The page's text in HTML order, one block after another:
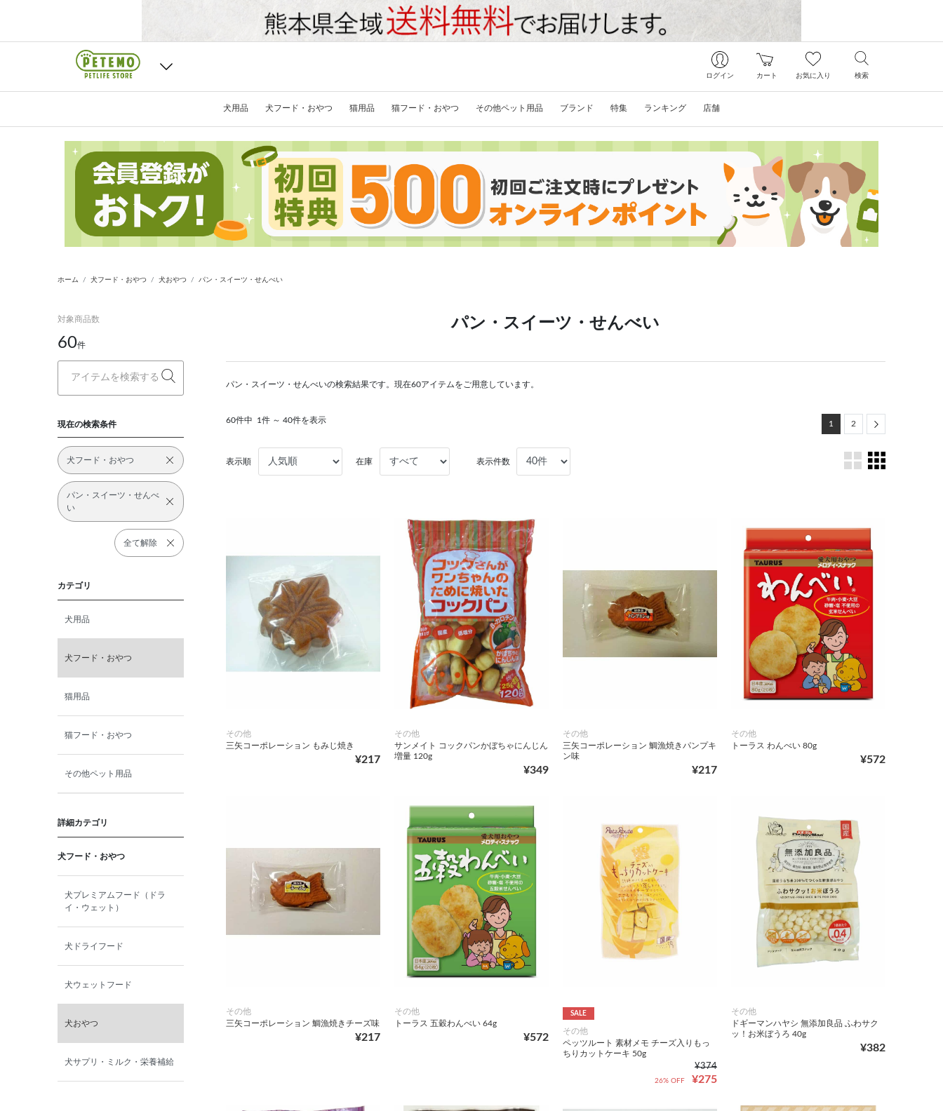
ログイン カート お気に入り 検索
犬用品 犬フード・おやつ 猫用品 猫フード・おやつ その他ペット用品 ブランド 特集 ランキング 店舗
ホーム 犬フード・おやつ 犬おやつ パン・スイーツ・せんべい
対象商品数
60件
現在の検索条件
犬フード・おやつ
パン・スイーツ・せんべ
い
全て解除
カテゴリ
犬用品
犬フード・おやつ
猫用品
猫フード・おやつ
その他ペット用品
詳細カテゴリ
犬フード・おやつ
犬プレミアムフード（ドラ
イ・ウェット）
犬ドライフード
犬ウェットフード
犬おやつ
犬サプリ・ミルク・栄養補給
パン・スイーツ・せんべい
パン・スイーツ・せんべいの検索結果です。現在60アイテムをご用意しています。
60件中 1件 ～ 40件を表示 1 2 Next
表示順 在庫 表示件数
その他
三矢コーポレーション もみじ焼き
¥217
その他
サンメイト コックパンかぼちゃにんじん
増量 120g
¥349
その他
三矢コーポレーション 鯛漁焼きパンプキ
ン味
¥217
その他
トーラス わんべい 80g
¥572
その他
三矢コーポレーション 鯛漁焼きチーズ味
¥217
その他
トーラス 五穀わんべい 64g
¥572
SALE
その他
ペッツルート 素材メモ チーズ入りもっ
ちりカットケーキ 50g
¥374
¥275
26% OFF
その他
ドギーマンハヤシ 無添加良品 ふわサク
ッ！お米ぼうろ 40g
¥382